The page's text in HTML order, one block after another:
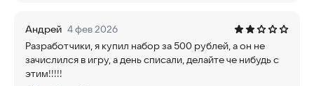
Андрей 4 фев 2026
Разработчики, я купил набор за 500 рублей, а он не
зачислился в игру, а день списали, делайте че нибудь с
этим!!!!!